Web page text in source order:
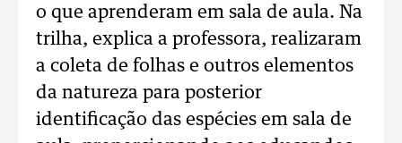
o que aprenderam em sala de aula. Na
trilha, explica a professora, realizaram
a coleta de folhas e outros elementos
da natureza para posterior
identificação das espécies em sala de